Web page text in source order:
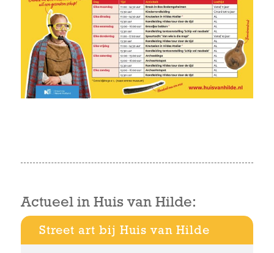
Actueel in Huis van Hilde:
Street art bij Huis van Hilde